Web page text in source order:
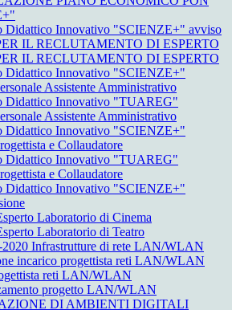
Didattico Innovativo "SCIENZE+" avviso
IL RECLUTAMENTO DI ESPERTO
IL RECLUTAMENTO DI ESPERTO
Didattico Innovativo "SCIENZE+"
Assistente Amministrativo
Didattico Innovativo "TUAREG"
Assistente Amministrativo
Didattico Innovativo "SCIENZE+"
e Collaudatore
Didattico Innovativo "TUAREG"
e Collaudatore
Didattico Innovativo "SCIENZE+"
Laboratorio di Cinema
Laboratorio di Teatro
Infrastrutture di rete LAN/WLAN
incarico progettista reti LAN/WLAN
reti LAN/WLAN
progetto LAN/WLAN
DI AMBIENTI DIGITALI